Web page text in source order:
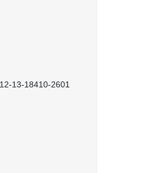
12-13-18410-2601